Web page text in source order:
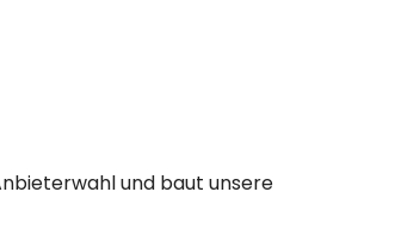
und baut unsere